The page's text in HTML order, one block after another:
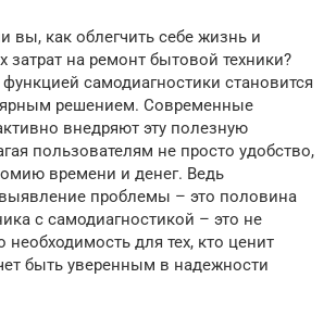
вы, как облегчить себе жизнь и
затрат на ремонт бытовой техники?
самодиагностики становится
решением. Современные
внедряют эту полезную
пользователям не просто удобство,
времени и денег. Ведь
проблемы – это половина
с самодиагностикой – это не
необходимость для тех, кто ценит
быть уверенным в надежности